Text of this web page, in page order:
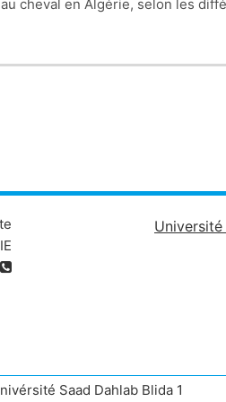
cheval en Algérie, selon les
Saad Dahlab Blida 1